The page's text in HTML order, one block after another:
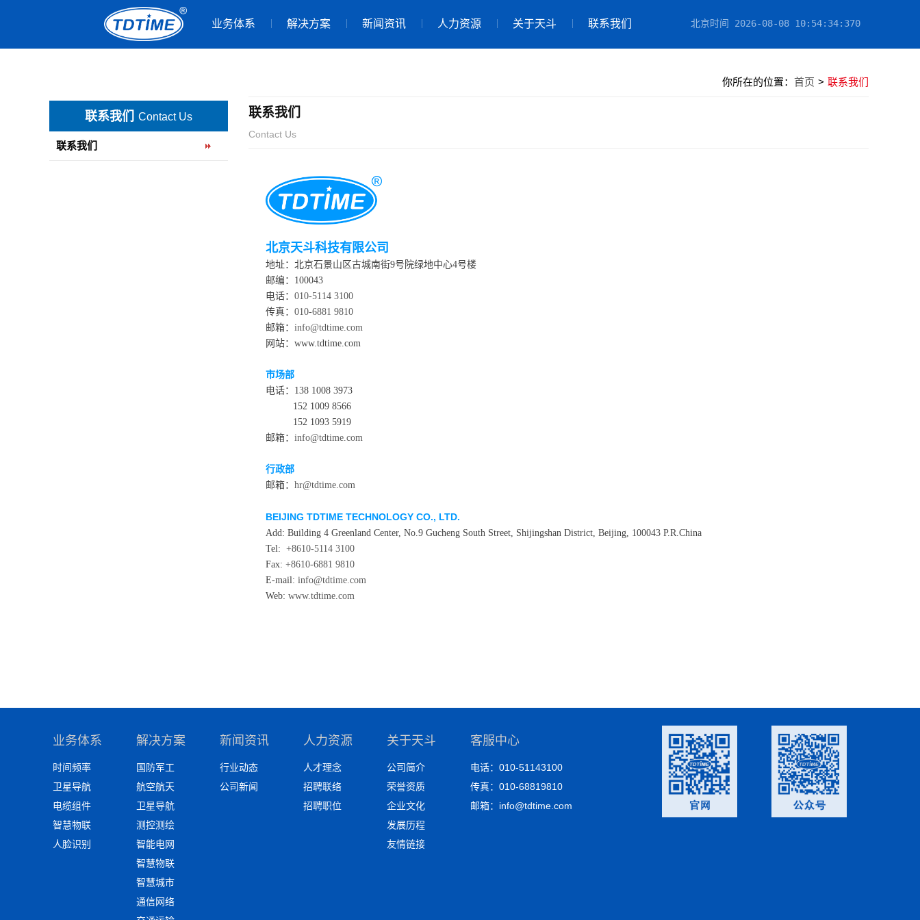
业务体系 解决方案 新闻资讯 人力资源 关于天斗 联系我们 北京时间 2026-08-08 10:54:34:731
联系我们 Contact Us
联系我们
你所在的位置：首页 > 联系我们
联系我们
Contact Us
北京天斗科技有限公司
地址：北京石景山区古城南街9号院绿地中心4号楼
邮编：100043
电话： 010-5114 3100
传真： 010-6881 9810
邮箱： info@tdtime.com
网站：www.tdtime.com
市场部
电话：138 1008 3973
152 1009 8566
152 1093 5919
邮箱： info@tdtime.com
行政部
邮箱： hr@tdtime.com
BEIJING TDTIME TECHNOLOGY CO., LTD.
Add: Building 4 Greenland Center, No.9 Gucheng South Street, Shijingshan District, Beijing, 100043 P.R.China
Tel: +8610-5114 3100
Fax: +8610-6881 9810
E-mail: info@tdtime.com
Web: www.tdtime.com
业务体系
时间频率
卫星导航
电缆组件
智慧物联
人脸识别
解决方案
国防军工
航空航天
卫星导航
测控测绘
智能电网
智慧物联
智慧城市
通信网络
新闻资讯
行业动态
公司新闻
人力资源
人才理念
招聘联络
招聘职位
关于天斗
公司简介
荣誉资质
企业文化
发展历程
友情链接
客服中心
电话：010-51143100
传真：010-68819810
邮箱：info@tdtime.com